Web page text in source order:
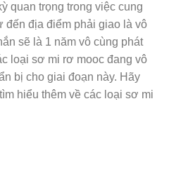
quan trọng trong việc cung
đến địa điểm phải giao là vô
sẽ là 1 năm vô cùng phát
loại sơ mi rơ mooc đang vô
bị cho giai đoạn này. Hãy
tìm hiểu thêm về các loại sơ mi